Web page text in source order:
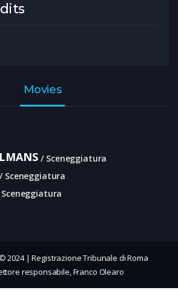
Movies
Sceneggiatura
Sceneggiatura
2024 | Registrazione Tribunale di Roma
responsabile, Franco Olearo